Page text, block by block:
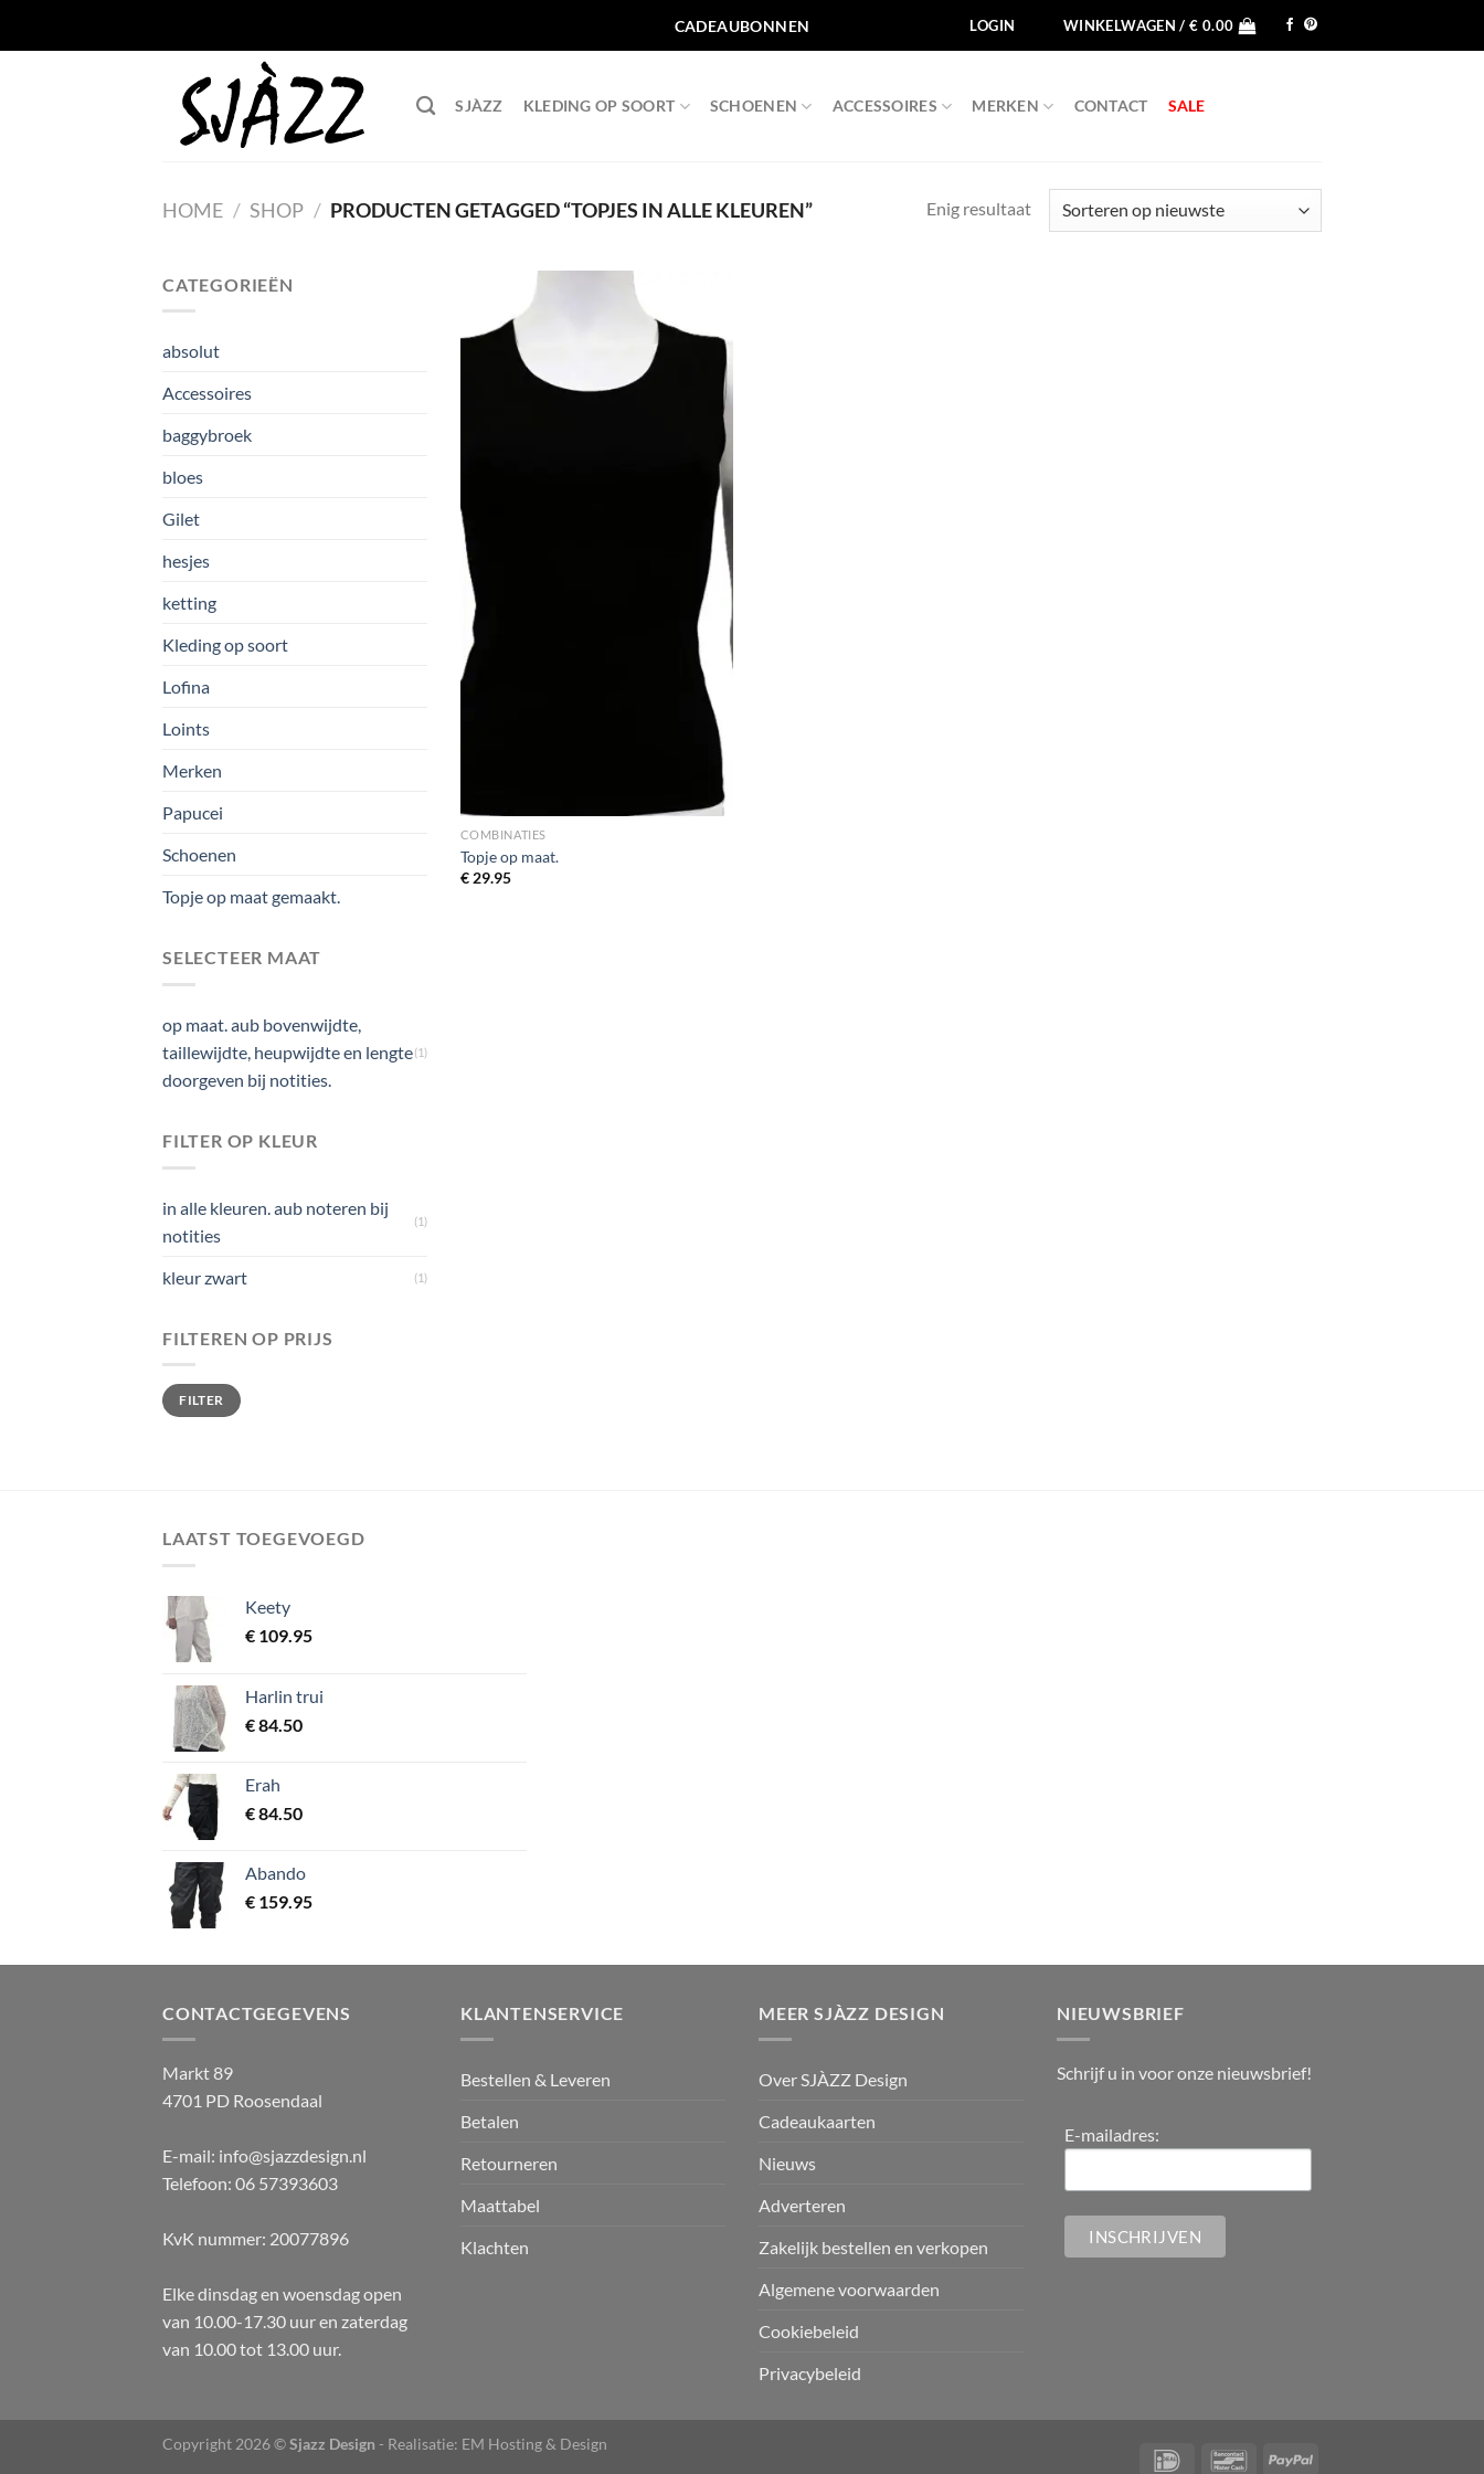
CADEAUBONNEN LOGIN WINKELWAGEN /€ 0.00
SJÀZZ KLEDING OP SOORT SCHOENEN ACCESSOIRES MERKEN CONTACT SALE
HOME / SHOP / PRODUCTEN GETAGGED “TOPJES IN ALLE KLEUREN” Enig resultaat
CATEGORIEËN
absolut
Accessoires
baggybroek
bloes
Gilet
hesjes
ketting
Kleding op soort
Lofina
Loints
Merken
Papucei
Schoenen
Topje op maat gemaakt.
SELECTEER MAAT
op maat. aub bovenwijdte,
taillewijdte, heupwijdte en lengte
doorgeven bij notities.
(1)
FILTER OP KLEUR
in alle kleuren. aub noteren bij
notities
(1)
kleur zwart (1)
FILTEREN OP PRIJS
Min. prijs
Max. prijs
FILTER
Toevoegen
COMBINATIES
Topje op maat.
€29.95
LAATST TOEGEVOEGD
Keety
€ 109.95
Harlin trui
€84.50
Erah
€84.50
Abando
€ 159.95
CONTACTGEGEVENS
Markt 89
4701 PD Roosendaal
E-mail: info@sjazzdesign.nl
Telefoon: 06 57393603
KvK nummer: 20077896
Elke dinsdag en woensdag open
van 10.00-17.30 uur en zaterdag
van 10.00 tot 13.00 uur.
KLANTENSERVICE
Bestellen & Leveren
Betalen
Retourneren
Maattabel
Klachten
MEER SJÀZZ DESIGN
Over SJÀZZ Design
Cadeaukaarten
Nieuws
Adverteren
Zakelijk bestellen en verkopen
Algemene voorwaarden
Cookiebeleid
Privacybeleid
NIEUWSBRIEF
Schrijf u in voor onze nieuwsbrief!
E-mailadres:
Copyright 2026 ©Sjazz Design - Realisatie: EM Hosting & Design